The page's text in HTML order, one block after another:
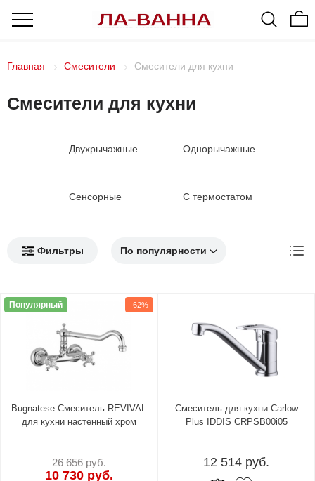
Главная Смесители Смесители для кухни
Смесители для кухни
Двухрычажные Однорычажные
Сенсорные С термостатом
Фильтры
-62%
Популярный
Bugnatese Смеситель REVIVAL
для кухни настенный хром
26 656 руб.
10 730 руб.
Смеситель для кухни Carlow
Plus IDDIS CRPSB00i05
12 514 руб.